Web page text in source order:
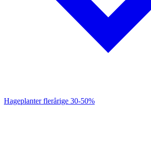
Hageplanter flerårige 30-50%